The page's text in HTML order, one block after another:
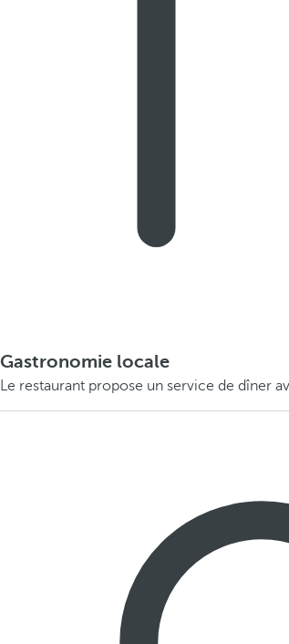
Gastronomie locale
Le restaurant propose un service de dîner